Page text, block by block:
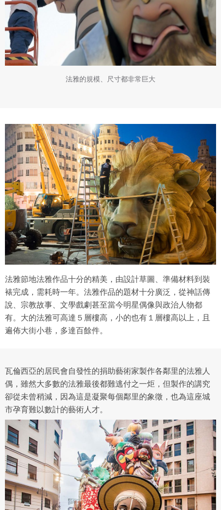
法雅的規模、尺寸都非常巨大
法雅節地法雅作品十分的精美，由設計草圖、準備材料到裝
裱完成，需耗時一年。法雅作品的題材十分廣泛，從神話傳
說、宗教故事、文學戲劇甚至當今明星偶像與政治人物都
有。大的法雅可高達５層樓高，小的也有１層樓高以上，且
遍佈大街小巷，多達百餘件。
瓦倫西亞的居民會自發性的捐助藝術家製作各鄰里的法雅人
偶，雖然大多數的法雅最後都難逃付之一炬，但製作的講究
卻從未曾稍減，因為這是凝聚每個鄰里的象徵，也為這座城
市孕育難以數計的藝術人才。
院。